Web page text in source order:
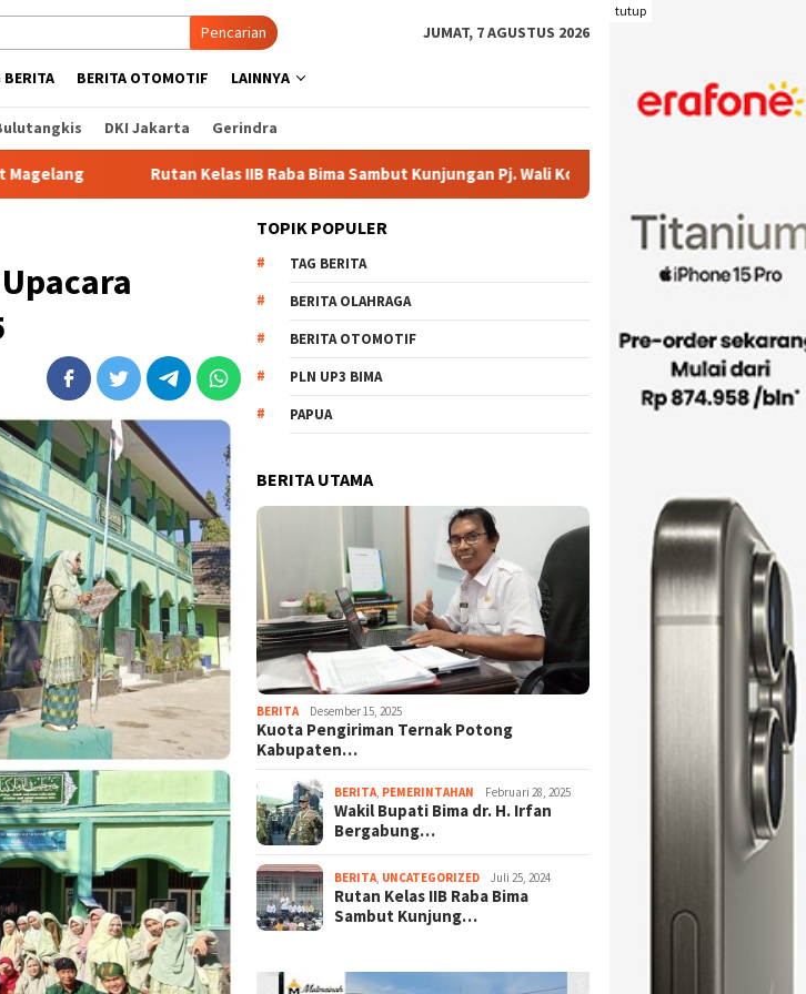
tutup
Pencarian JUMAT, 7 AGUSTUS 2026
BERITA BERITA OTOMOTIF LAINNYA
DKI Jakarta Gerindra
Kelas IIB Raba Bima Sambut Kunjungan Pj. Wali Kota Ir. H. Mohammad Rum, MT
TOPIK POPULER
TAG BERITA
BERITA OLAHRAGA
BERITA OTOMOTIF
PLN UP3 BIMA
PAPUA
BERITA UTAMA
BERITA Desember 15, 2025
Kuota Pengiriman Ternak Potong
Kabupaten…
BERITA PEMERINTAHAN Februari 28, 2025
Wakil Bupati Bima dr. H. Irfan
Bergabung…
BERITA UNCATEGORIZED Juli 25, 2024
Rutan Kelas IIB Raba Bima
Sambut Kunjung…